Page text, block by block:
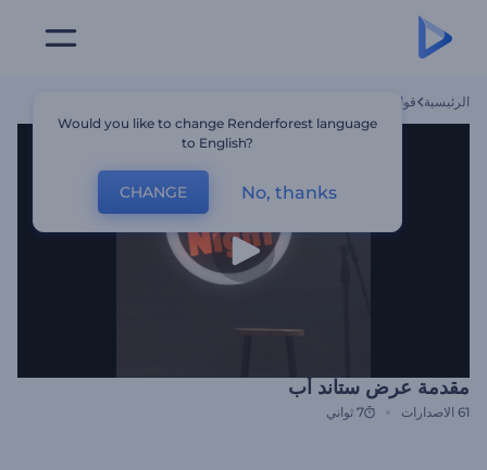
الرئيسية قوالب
مقدمة عرض ستاند أب
61 الاصدارات 7 ثواني
Would you like to change Renderforest language
to English?
CHANGE No, thanks